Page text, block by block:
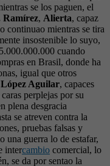
se los paguen, el
Ramírez, Alierta, capaz
continuao mientras se tira
insostenible lo suyo,
cuando
en Brasil, donde ha
igual que otros
López Aguilar, capaces
perplejas por su
plena desgracia
se atreven contra la
pruebas falsas y
una guerra lo de estafar,
intercambio comercial, lo
se da por sentao la